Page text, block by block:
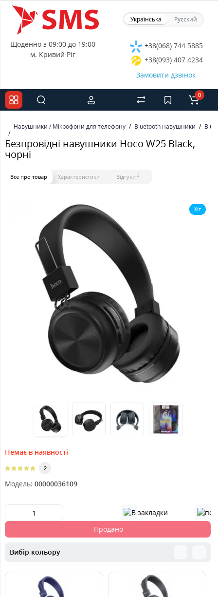
Українська Русский
Щоденно з 09:00 до 19:00
м. Кривий Ріг
+38(068) 744 5885
+38(093) 407 4234
Замовити дзвінок
0
Навушники / Мікрофони для телефону Bluetooth навушники
Безпровідні навушники Hoco W25 Black,
чорні
Все про товар Характеристики Відгуки 2
Хіт
Немає в наявності
2
Модель: 00000036109
Продано
Вибір кольору